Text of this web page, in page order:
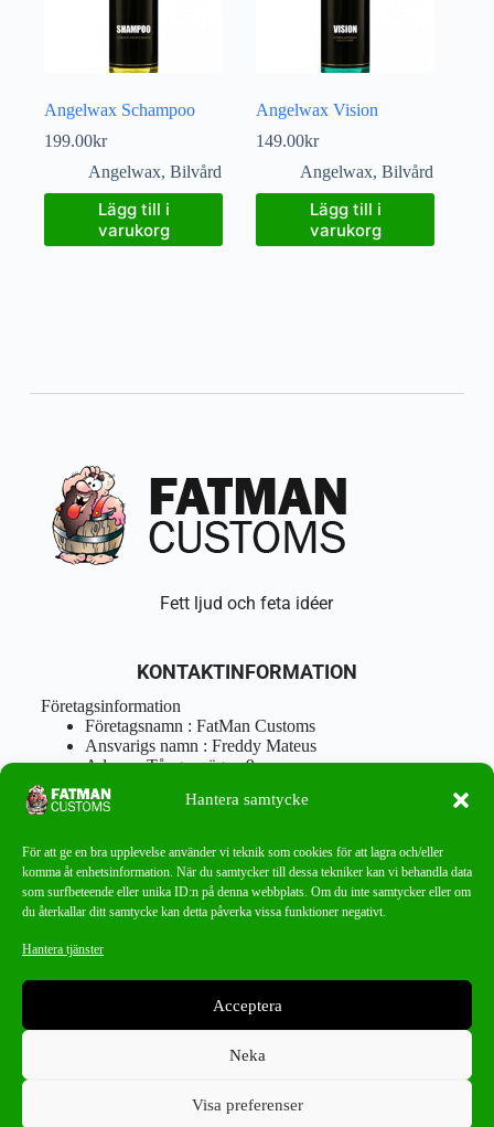
Hantera samtycke
För att ge en bra upplevelse använder vi teknik som cookies för att lagra och/eller
komma åt enhetsinformation. När du samtycker till dessa tekniker kan vi behandla data
som surfbeteende eller unika ID:n på denna webbplats. Om du inte samtycker eller om
du återkallar ditt samtycke kan detta påverka vissa funktioner negativt.
Hantera tjänster
Acceptera
Neka
Visa preferenser
Angelwax Schampoo
199.00kr
Angelwax, Bilvård
Lägg till i
varukorg
Angelwax Vision
149.00kr
Angelwax,Bilvård
Lägg till i
varukorg
Fett ljud och feta idéer
KONTAKTINFORMATION
Företagsinformation
Företagsnamn : FatMan Customs
Ansvarigs namn : Freddy Mateus
Adress : Tångenvägen 9
Postnr : 417 46 Göteborg
Tel : 0762919666
info@fatmancustoms.se
Mån – Fre 10:00 – 18:00
Lör -11:00 – 15:00
Missa aldrig ett bra erbjudande!